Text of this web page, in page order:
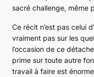
sacré challenge, même
Ce récit n’est pas celui
vraiment pas sur les
l’occasion de ce
prime sur toute autre
travail à faire est